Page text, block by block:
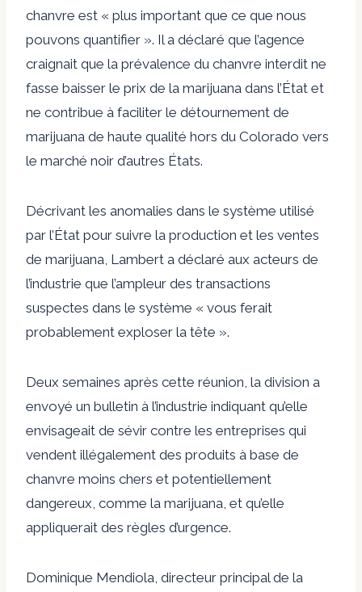
chanvre est « plus important que ce que nous
pouvons quantifier ». Il a déclaré que l’agence
craignait que la prévalence du chanvre interdit ne
fasse baisser le prix de la marijuana dans l’État et
ne contribue à faciliter le détournement de
marijuana de haute qualité hors du Colorado vers
le marché noir d’autres États.
Décrivant les anomalies dans le système utilisé
par l’État pour suivre la production et les ventes
de marijuana, Lambert a déclaré aux acteurs de
l’industrie que l’ampleur des transactions
suspectes dans le système « vous ferait
probablement exploser la tête ».
Deux semaines après cette réunion, la division a
envoyé un bulletin à l’industrie indiquant qu’elle
envisageait de sévir contre les entreprises qui
vendent illégalement des produits à base de
chanvre moins chers et potentiellement
dangereux, comme la marijuana, et qu’elle
appliquerait des règles d’urgence.
Dominique Mendiola, directeur principal de la